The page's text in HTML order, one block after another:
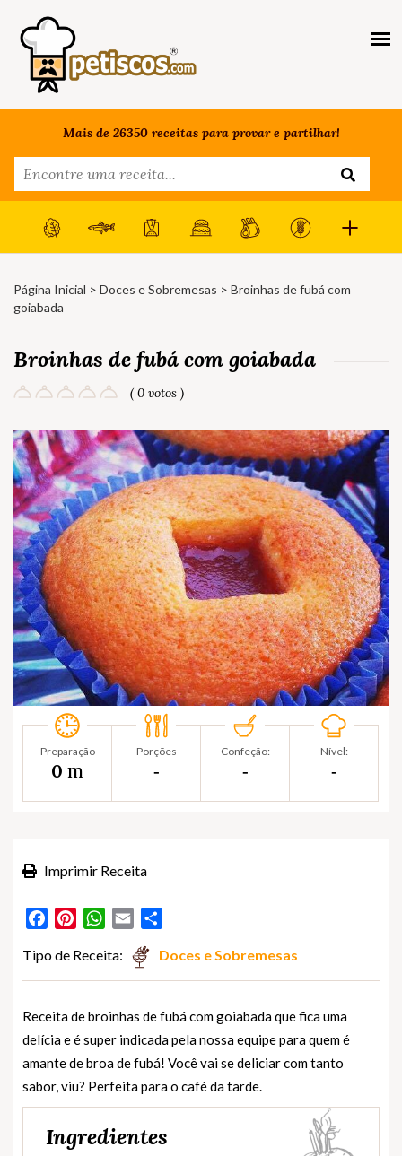
Mais de 26350 receitas para provar e partilhar!
Página Inicial > Doces e Sobremesas > Broinhas de fubá com
goiabada
Broinhas de fubá com goiabada
( 0 votos )
Preparação
0 m
Porções
‐
Confeção:
‐
Nível:
‐
Imprimir Receita
FacebookPinterestWhatsApp
Email
Tipo de Receita: Doces e Sobremesas
Receita de broinhas de fubá com goiabada que fica uma
delícia e é super indicada pela nossa equipe para quem é
amante de broa de fubá! Você vai se deliciar com tanto
sabor, viu? Perfeita para o café da tarde.
Ingredientes